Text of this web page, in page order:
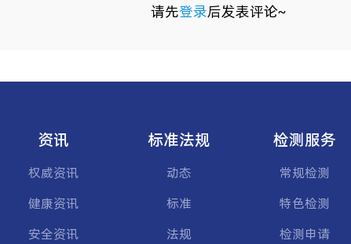
请先登录后发表评论~
资讯
权威资讯
健康资讯
安全资讯
标准法规
动态
标准
法规
检测服务
常规检测
特色检测
检测申请